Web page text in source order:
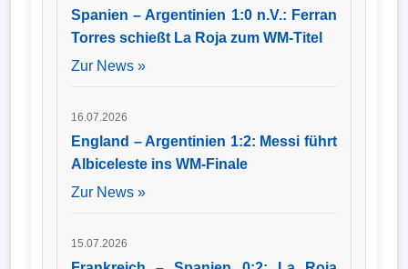
in das Training der
Mannschaft
eingestiegen.
Spanien – Argentinien 1:0 n.V.: Ferran
Torres schießt La Roja zum WM-Titel
Zur News »
16.07.2026
England – Argentinien 1:2: Messi führt
Albiceleste ins WM-Finale
Zur News »
15.07.2026